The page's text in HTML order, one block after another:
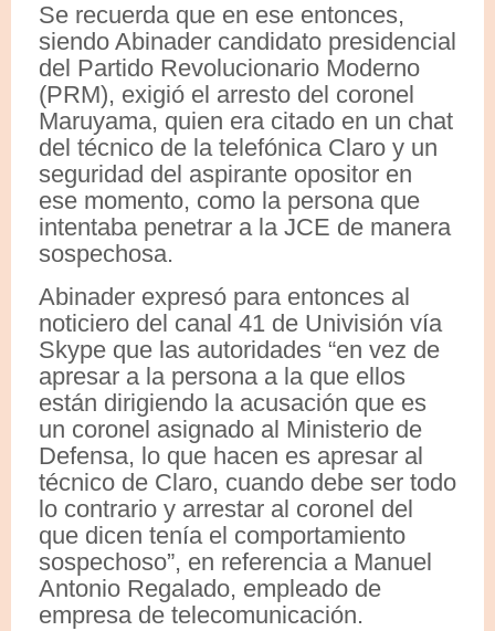
Se recuerda que en ese entonces,
siendo Abinader candidato presidencial
del Partido Revolucionario Moderno
(PRM), exigió el arresto del coronel
Maruyama, quien era citado en un chat
del técnico de la telefónica Claro y un
seguridad del aspirante opositor en
ese momento, como la persona que
intentaba penetrar a la JCE de manera
sospechosa.
Abinader expresó para entonces al
noticiero del canal 41 de Univisión vía
Skype que las autoridades “en vez de
apresar a la persona a la que ellos
están dirigiendo la acusación que es
un coronel asignado al Ministerio de
Defensa, lo que hacen es apresar al
técnico de Claro, cuando debe ser todo
lo contrario y arrestar al coronel del
que dicen tenía el comportamiento
sospechoso”, en referencia a Manuel
Antonio Regalado, empleado de
empresa de telecomunicación.